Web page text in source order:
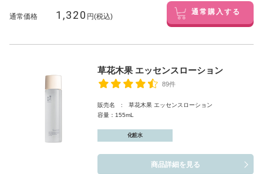
通常価格 1,320 円(税込) 通常購入する
草花木果 エッセンスローション
89件
販売名 : 草花木果 エッセンスローション
容量：155mL
化粧水
商品詳細を見る